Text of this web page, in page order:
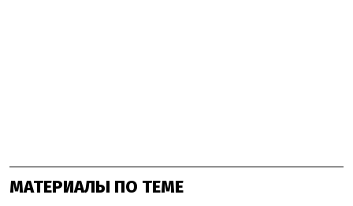
МАТЕРИАЛЫ ПО ТЕМЕ